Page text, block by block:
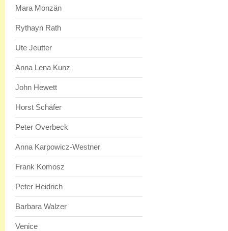
Mara Monzän
Rythayn Rath
Ute Jeutter
Anna Lena Kunz
John Hewett
Horst Schäfer
Peter Overbeck
Anna Karpowicz-Westner
Frank Komosz
Peter Heidrich
Barbara Walzer
Venice